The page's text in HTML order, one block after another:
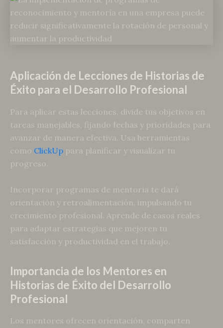
Aplicación de Lecciones de Historias de
Éxito para el Desarrollo Profesional
Para aplicar estas lecciones, divide tus objetivos en
tareas manejables, fijando fechas y prioridades para
avanzar de manera efectiva. Usa herramientas
como ClickUp para planificar y visualizar tu
progreso.
Incorporar programas de mentoría te dará
orientación y retroalimentación, impulsando tu
crecimiento profesional. Aprende de casos reales
para adaptar estrategias que mejoren tu
satisfacción y productividad en el trabajo.
Importancia de los Mentores en
Historias de Éxito del Desarrollo
Profesional
Los mentores ofrecen orientación, comparten